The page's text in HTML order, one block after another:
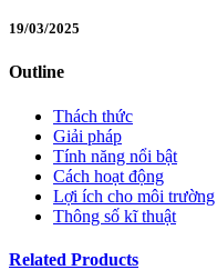
19/03/2025
Outline
Thách thức
Giải pháp
Tính năng nổi bật
Cách hoạt động
Lợi ích cho môi trường
Thông số kĩ thuật
Related Products